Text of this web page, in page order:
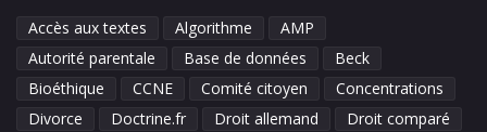
Accès aux textes Algorithme
AMP
Autorité parentale
Base de données
Beck
Bioéthique
CCNE Comité citoyen
Concentrations
Divorce
Doctrine.fr Droit allemand
Droit comparé